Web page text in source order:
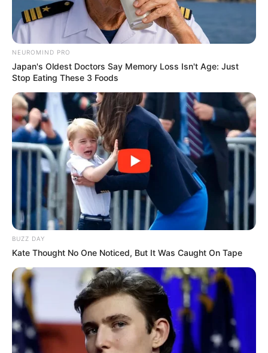
PRONOSTIC QUINTÉ PRESSE PMU et bruits
d’écuries du jour à MARSEILLE-BORELY dans
le GNT 2ÈME ÉTAPE – 25 Mars 2026
NEUROMIND PRO
Japan's Oldest Doctors Say Memory Loss Isn't Age: Just
Stop Eating These 3 Foods
BUZZ DAY
Kate Thought No One Noticed, But It Was Caught On Tape